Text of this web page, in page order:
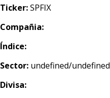
Ticker:SPFIX
Compañia:
Índice:
Sector: undefined/undefined
Divisa: